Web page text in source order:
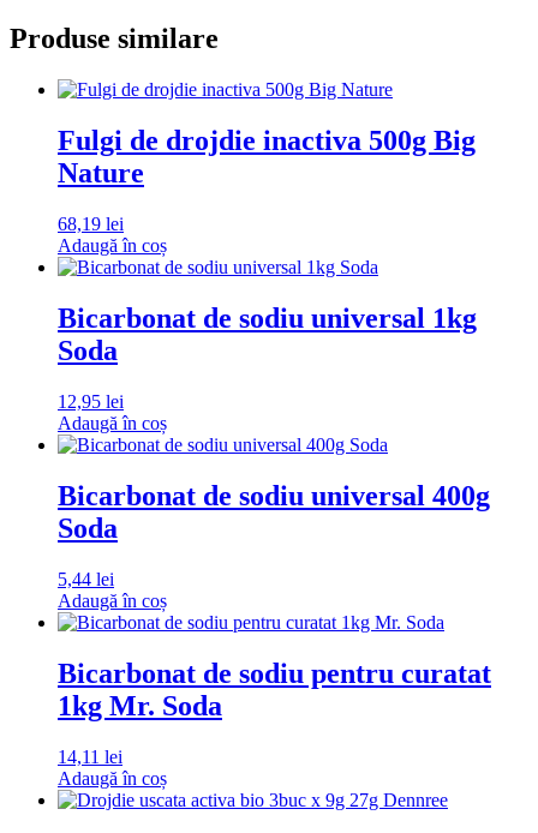
Produse similare
Fulgi de drojdie inactiva 500g Big
Nature
68,19 lei
Adaugă în coș
Bicarbonat de sodiu universal 1kg
Soda
12,95 lei
Adaugă în coș
Bicarbonat de sodiu universal 400g
Soda
5,44 lei
Adaugă în coș
Bicarbonat de sodiu pentru curatat
1kg Mr. Soda
14,11 lei
Adaugă în coș